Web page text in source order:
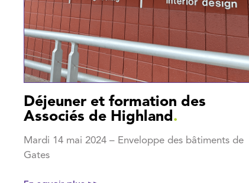
Déjeuner et formation des
Associés de Highland.
Mardi 14 mai 2024 – Enveloppe des bâtiments de
Gates